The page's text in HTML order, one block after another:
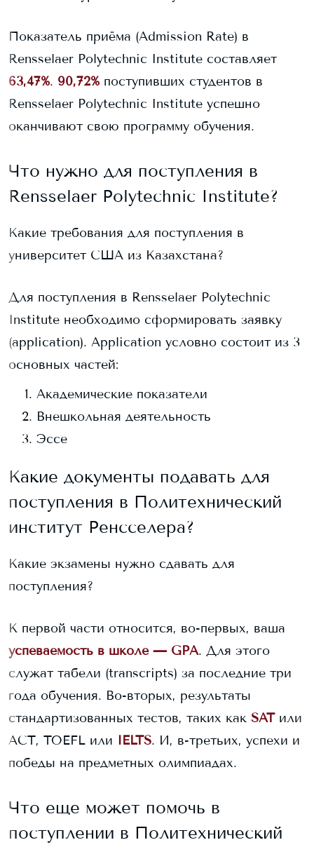
Показатель приёма (Admission Rate) в
Rensselaer Polytechnic Institute составляет
63,47%. 90,72% поступивших студентов в
Rensselaer Polytechnic Institute успешно
оканчивают свою программу обучения.
Что нужно для поступления в
Rensselaer Polytechnic Institute?
Какие требования для поступления в
университет США из Казахстана?
Для поступления в Rensselaer Polytechnic
Institute необходимо сформировать заявку
(application). Application условно состоит из 3
основных частей:
Академические показатели
Внешкольная деятельность
Эссе
Какие документы подавать для
поступления в Политехнический
институт Ренсселера?
Какие экзамены нужно сдавать для
поступления?
К первой части относится, во-первых, ваша
успеваемость в школе — GPA. Для этого
служат табели (transcripts) за последние три
года обучения. Во-вторых, результаты
стандартизованных тестов, таких как SAT или
ACT, TOEFL или IELTS. И, в-третьих, успехи и
победы на предметных олимпиадах.
Что еще может помочь в
поступлении в Политехнический